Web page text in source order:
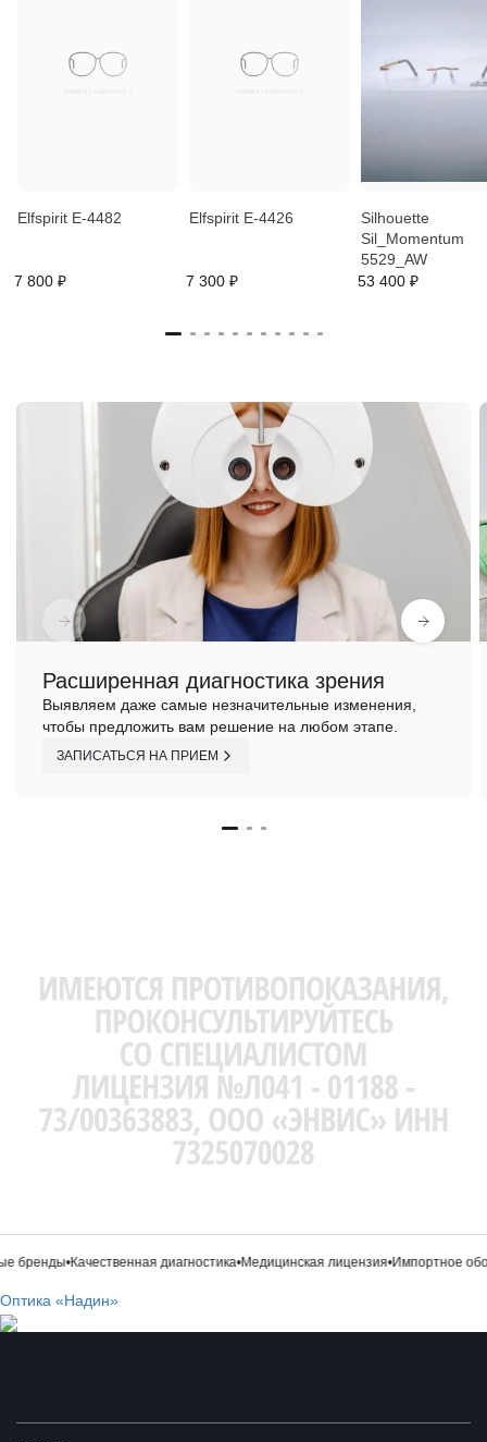
Elfspirit E-4482
7 800 ₽
Elfspirit E-4426
7 300 ₽
Silhouette
Sil_Momentum
5529_AW
53 400 ₽
Расширенная диагностика зрения
Выявляем даже самые незначительные изменения,
чтобы предложить вам решение на любом этапе.
ЗАПИСАТЬСЯ НА ПРИЕМ
бренды•Качественная диагностика•Медицинская лицензия•Импортное
Оптика «Надин»